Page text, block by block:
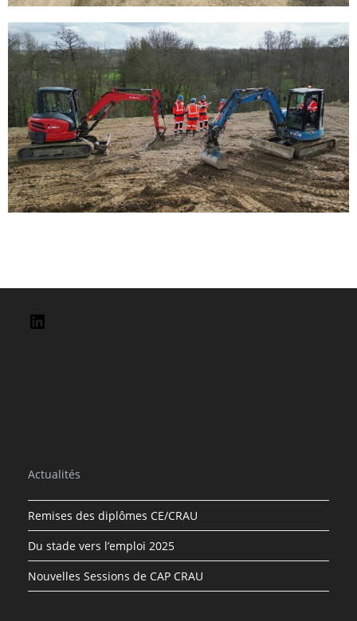
Actualités
Remises des diplômes CE/CRAU
Du stade vers l’emploi 2025
Nouvelles Sessions de CAP CRAU